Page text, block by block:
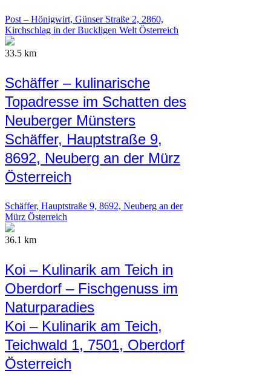
Post – Hönigwirt, Günser Straße 2, 2860,
Kirchschlag in der Buckligen Welt Österreich
33.5 km
Schäffer – kulinarische
Topadresse im Schatten des
Neuberger Münsters
Schäffer, Hauptstraße 9,
8692, Neuberg an der Mürz
Österreich
Schäffer, Hauptstraße 9, 8692, Neuberg an der
Mürz Österreich
36.1 km
Koi – Kulinarik am Teich in
Oberdorf – Fischgenuss im
Naturparadies
Koi – Kulinarik am Teich,
Teichwald 1, 7501, Oberdorf
Österreich